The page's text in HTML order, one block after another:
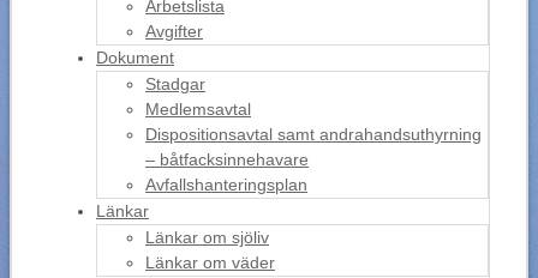
Arbetslista
Avgifter
Dokument
Stadgar
Medlemsavtal
Dispositionsavtal samt andrahandsuthyrning
– båtfacksinnehavare
Avfallshanteringsplan
Länkar
Länkar om sjöliv
Länkar om väder